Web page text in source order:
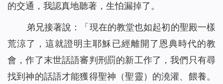
的交通，我認真地聽著，生怕漏掉了。
弟兄接著說：「現在的教堂也如起初的聖殿一樣
荒涼了，這就證明主耶穌已經離開了恩典時代的教
會，作了末世話語審判刑罰的新工作了，我們只有尋
找到神的話語才能獲得聖神（聖靈）的澆灌、餵養。